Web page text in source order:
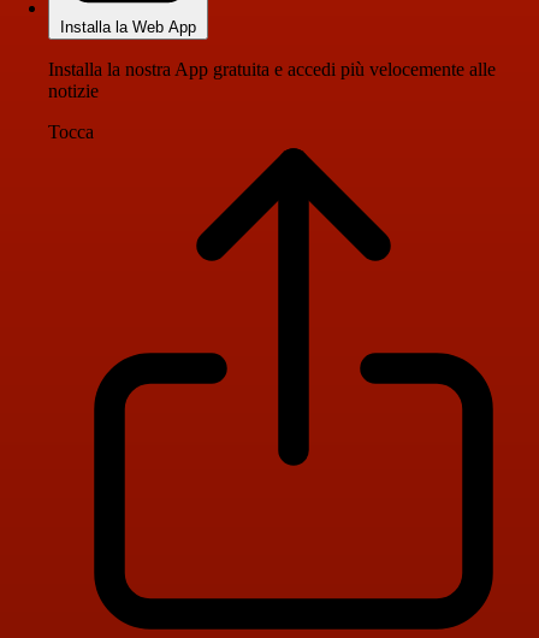
Installa la Web App
Installa la nostra App gratuita e accedi più velocemente alle
notizie
Tocca